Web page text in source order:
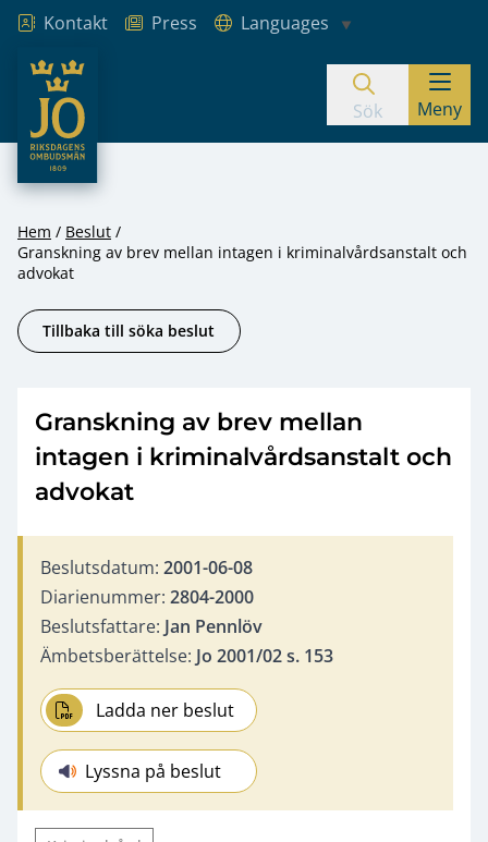
Hoppa till innehåll
Kontakt Press
Languages
JO – Riksdagens Ombudsmän
Sök Meny
Hem
Beslut
Granskning av brev mellan intagen i kriminalvårdsanstalt och
advokat
Tillbaka till söka beslut
Granskning av brev mellan
intagen i kriminalvårdsanstalt och
advokat
Beslutsdatum: 2001-06-08
Diarienummer: 2804-2000
Beslutsfattare: Jan Pennlöv
Ämbetsberättelse: Jo 2001/02 s. 153
Ladda ner beslut
Lyssna på beslut